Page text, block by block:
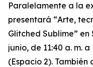
Paralelamente a la
presentará “Arte,
Glitched Sublime” en
junio, de 11:40 a. m.
(Espacio 2).